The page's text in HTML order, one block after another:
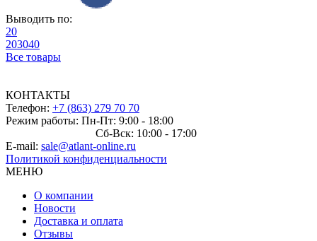
Выводить по:
20
203040
Все товары
КОНТАКТЫ
Телефон: +7 (863) 279 70 70
Режим работы: Пн-Пт: 9:00 - 18:00
Сб-Вск: 10:00 - 17:00
E-mail: sale@atlant-online.ru
Политикой конфиденциальности
МЕНЮ
О компании
Новости
Доставка и оплата
Отзывы